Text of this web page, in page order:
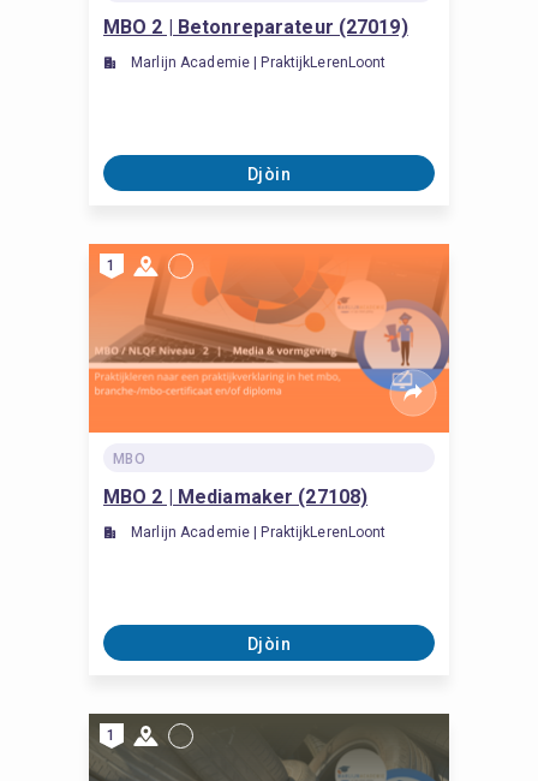
MBO 2 | Betonreparateur (27019)
Marlijn Academie | PraktijkLerenLoont
Djòin
1
MBO
MBO 2 | Mediamaker (27108)
Marlijn Academie | PraktijkLerenLoont
Djòin
1